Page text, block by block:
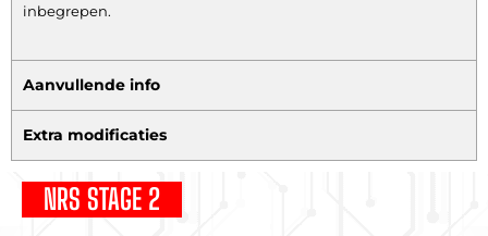
inbegrepen.
Aanvullende info
Extra modificaties
NRS STAGE 2